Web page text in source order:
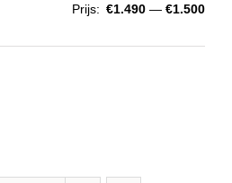
Prijs: €1.490 — €1.500